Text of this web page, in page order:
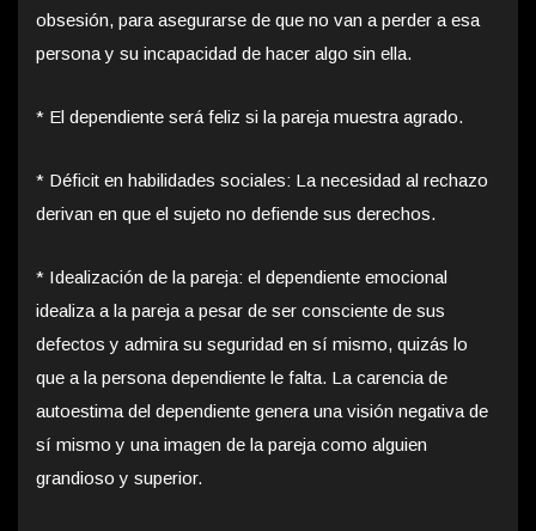
obsesión, para asegurarse de que no van a perder a esa
persona y su incapacidad de hacer algo sin ella.
* El dependiente será feliz si la pareja muestra agrado.
* Déficit en habilidades sociales: La necesidad al rechazo
derivan en que el sujeto no defiende sus derechos.
* Idealización de la pareja: el dependiente emocional
idealiza a la pareja a pesar de ser consciente de sus
defectos y admira su seguridad en sí mismo, quizás lo
que a la persona dependiente le falta. La carencia de
autoestima del dependiente genera una visión negativa de
sí mismo y una imagen de la pareja como alguien
grandioso y superior.